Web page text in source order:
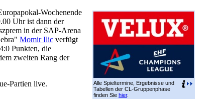
Alle Spieltermine, Ergebnisse und
Tabellen der CL-Gruppenphase
finden Sie hier.
Wochenende
Uhr ist dann der
in der SAP-Arena
Momir Ilic verfügt
Punkten, die
zweiten Rang der
Partien live.